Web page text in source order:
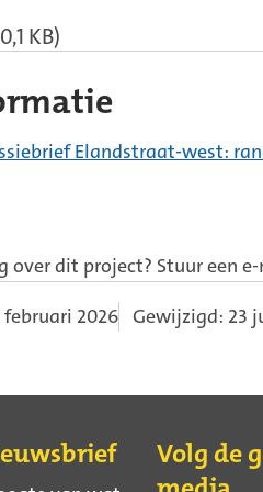
KB)
Elandstraat-west:
over dit project? Stuur een
2026 Gewijzigd: 23
Volg de